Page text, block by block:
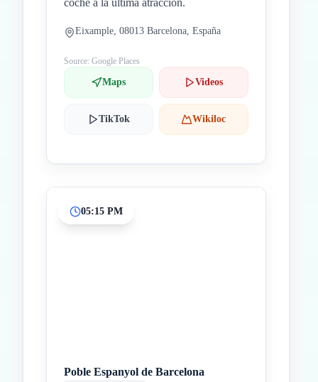
coche a la última atracción.
Eixample, 08013 Barcelona, España
Source: Google Places
Maps Videos
TikTok Wikiloc
05:15 PM
Poble Espanyol de Barcelona